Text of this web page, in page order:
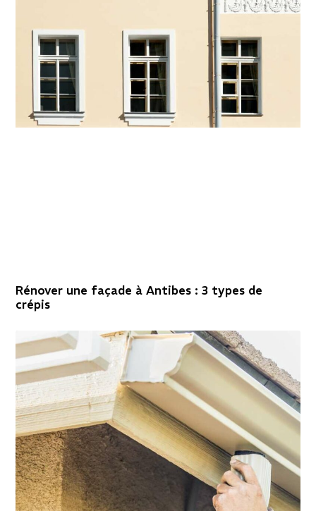
Rénover une façade à Antibes : 3 types de
crépis